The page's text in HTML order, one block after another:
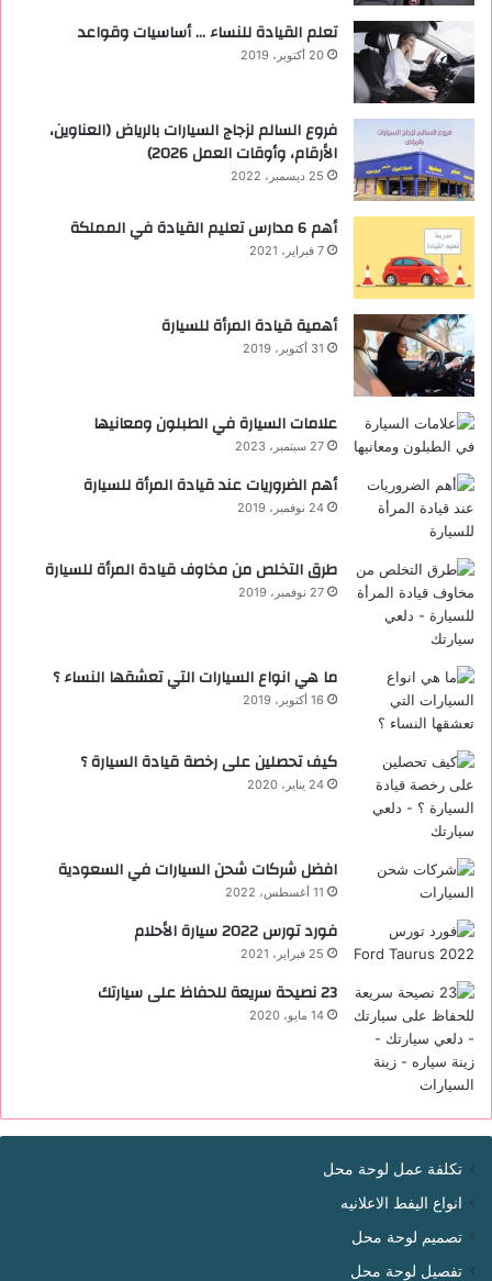
تعلم القيادة للنساء … أساسيات وقواعد
20 أكتوبر، 2019
فروع السالم لزجاج السيارات بالرياض (العناوين،
الأرقام، وأوقات العمل 2026)
25 ديسمبر، 2022
أهم 6 مدارس تعليم القيادة في المملكة
7 فبراير، 2021
أهمية قيادة المرأة للسيارة
31 أكتوبر، 2019
علامات السيارة في الطبلون ومعانيها
27 سبتمبر، 2023
أهم الضروريات عند قيادة المرأة للسيارة
24 نوفمبر، 2019
طرق التخلص من مخاوف قيادة المرأة للسيارة
27 نوفمبر، 2019
ما هي انواع السيارات التي تعشقها النساء ؟
16 أكتوبر، 2019
كيف تحصلين على رخصة قيادة السيارة ؟
24 يناير، 2020
افضل شركات شحن السيارات في السعودية
11 أغسطس، 2022
فورد تورس 2022 ‏سيارة الأحلام
25 فبراير، 2021
23 نصيحة سريعة للحفاظ على سيارتك
14 مايو، 2020
تكلفة عمل لوحة محل
انواع اليفط الاعلانيه
تصميم لوحة محل
تفصيل لوحة محل